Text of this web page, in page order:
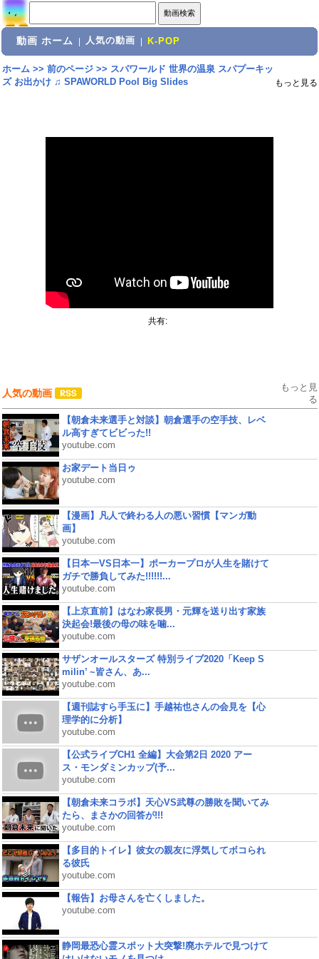
動画 ホーム 人気の動画 K-POP
ホーム>> 前のページ>> スパワールド 世界の温泉 スパプーキッ
ズ お出かけ ♫ SPAWORLD Pool Big Slides
もっと見る
共有:
人気の動画
もっと見
る
【朝倉未来選手と対談】朝倉選手の空手技、レベ
ル高すぎてビビった!!
youtube.com
お家デート当日ゥ
youtube.com
【漫画】凡人で終わる人の悪い習慣【マンガ動
画】
youtube.com
【日本一VS日本一】ポーカープロが人生を賭けて
ガチで勝負してみた!!!!!!...
youtube.com
【上京直前】はなわ家長男・元輝を送り出す家族
決起会!最後の母の味を噛...
youtube.com
サザンオールスターズ 特別ライブ2020「Keep S
milin’ ~皆さん、あ...
youtube.com
【週刊誌すら手玉に】手越祐也さんの会見を【心
理学的に分析】
youtube.com
【公式ライブCH1 全編】大会第2日 2020 アー
ス・モンダミンカップ(予...
youtube.com
【朝倉未来コラボ】天心VS武尊の勝敗を聞いてみ
たら、まさかの回答が!!!
youtube.com
【多目的トイレ】彼女の親友に浮気してボコられ
る彼氏
youtube.com
【報告】お母さんを亡くしました。
youtube.com
静岡最恐心霊スポット大突撃!廃ホテルで見つけて